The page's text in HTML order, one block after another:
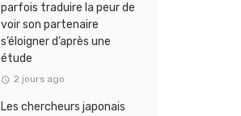
parfois traduire la peur de
voir son partenaire
s’éloigner d’après une
étude
2 jours ago
Les chercheurs japonais